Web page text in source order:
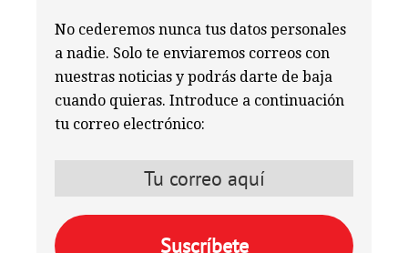
No cederemos nunca tus datos personales
a nadie. Solo te enviaremos correos con
nuestras noticias y podrás darte de baja
cuando quieras. Introduce a continuación
tu correo electrónico: